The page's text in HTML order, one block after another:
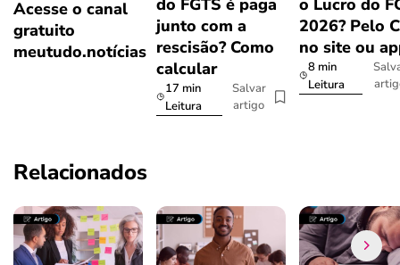
Acesse o canal
gratuito
meutudo.notícias
junto com a
rescisão? Como
calcular
17 min
Leitura
Salvar
artigo
2026? Pelo
no site ou
8 min
Leitura
Relacionados